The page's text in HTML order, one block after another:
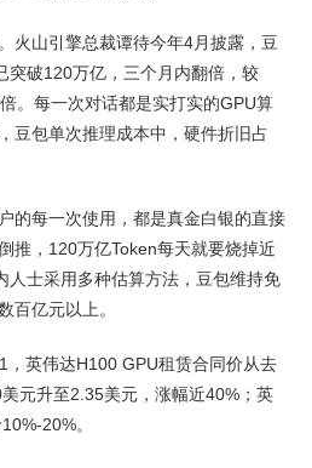
火山引擎总裁谭待今年4月披露，豆
突破120万亿，三个月内翻倍，较
。每一次对话都是实打实的GPU算
豆包单次推理成本中，硬件折旧占
的每一次使用，都是真金白银的直接
推，120万亿Token每天就要烧掉近
人士采用多种估算方法，豆包维持免
百亿元以上。
，英伟达H100 GPU租赁合同价从去
元升至2.35美元，涨幅近40%；英
20%。